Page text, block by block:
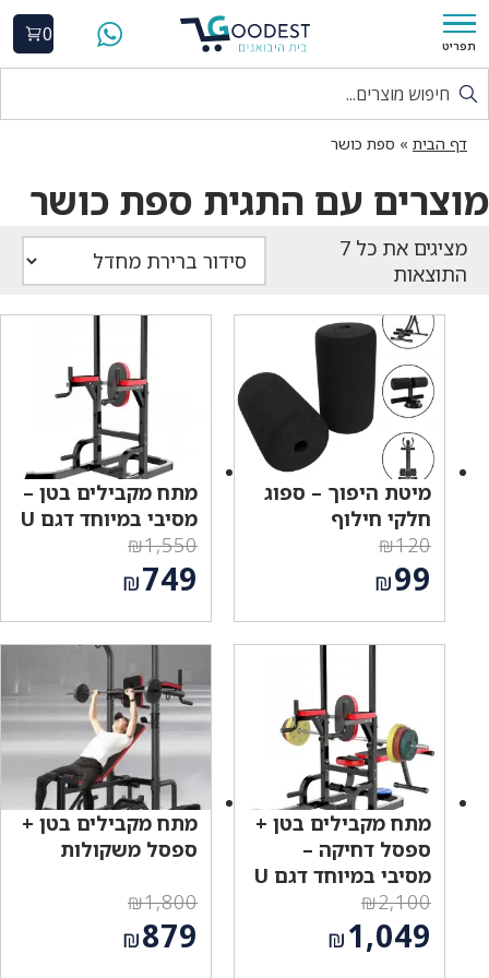
תפריט
0
דף הבית » ספת כושר
מוצרים עם התגית ספת כושר
התוצאות
מיטת היפוך – ספוג
חלקי חילוף
₪120
המחיר
המקורי
היה:
₪120.
₪99
הנוכחי
מתח מקבילים בטן –
מסיבי במיוחד דגם U
₪1,550
המחיר
המקורי
היה:
₪1,550.
₪749
הנוכחי
הוא:
₪749.
מתח מקבילים בטן +
ספסל דחיקה –
מסיבי במיוחד דגם U
₪2,100
המחיר
המקורי
₪1,049
מתח מקבילים בטן +
ספסל משקולות
₪1,800
המחיר
המקורי₪879